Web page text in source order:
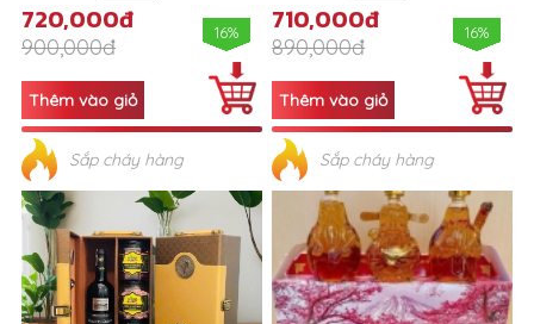
720,000đ
900,000đ
16%
Sắp cháy hàng
710,000đ
890,000đ
16%
Sắp cháy hàng